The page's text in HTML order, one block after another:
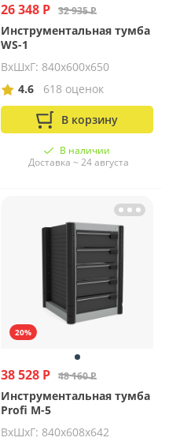
26 348 Р 32 935 Р
Инструментальная тумба
WS-1
ВхШхГ: 840х600х650
4.6
618 оценок
В корзину
В наличии
Доставка ~ 24 августа
20%
38 528 Р 48 160 Р
Инструментальная тумба
Profi M-5
ВхШхГ: 840х608х642